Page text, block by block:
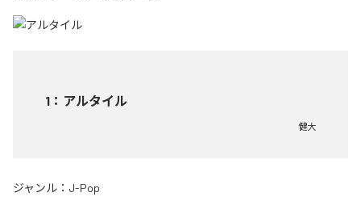
1 ： アルタイル
健大
ジャンル： J-Pop